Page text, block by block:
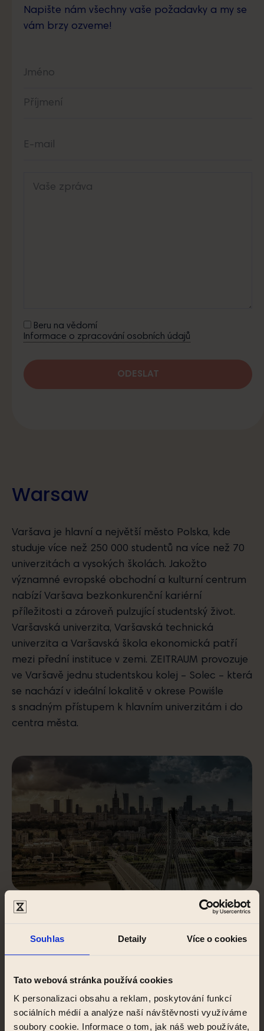
Souhlas Detaily Více o cookies
Tato webová stránka používá cookies
K personalizaci obsahu a reklam, poskytování funkcí
sociálních médií a analýze naší návštěvnosti využíváme
soubory cookie. Informace o tom, jak náš web používáte,
Napište nám všechny vaše požadavky a my se
vám brzy ozveme!
Beru na vědomí
Informace o zpracování osobních údajů
Warsaw
Varšava je hlavní a největší město Polska, kde
studuje více než 250 000 studentů na více než 70
univerzitách a vysokých školách. Jakožto
významné evropské obchodní a kulturní centrum
nabízí Varšava bezkonkurenční kariérní
příležitosti a zároveň pulzující studentský život.
Varšavská univerzita, Varšavská technická
univerzita a Varšavská škola ekonomická patří
mezi přední instituce v zemi. ZEITRAUM provozuje
ve Varšavě jednu studentskou kolej – Solec – která
se nachází v ideální lokalitě v okrese Powiśle
s snadným přístupem k hlavním univerzitám i do
centra města.
otázky týkající se studia ve Varšavě a života
na ZEITRAUM Solec.